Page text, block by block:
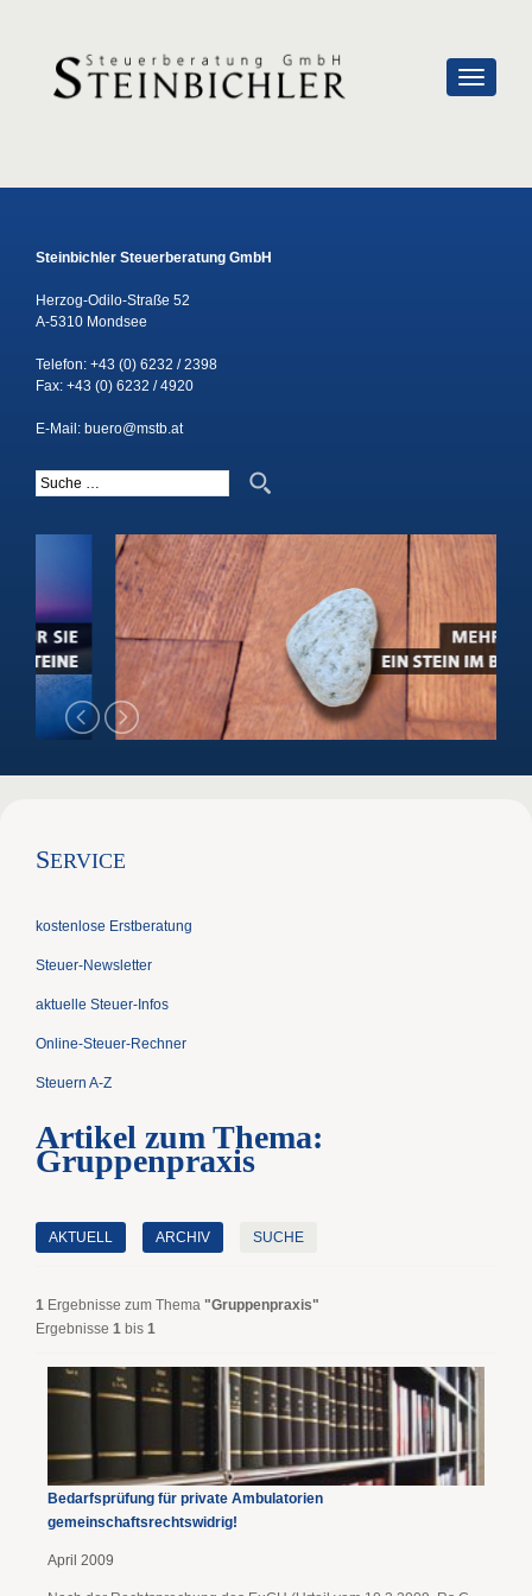
Steinbichler Steuerberatung GmbH
Herzog-Odilo-Straße 52
A-5310 Mondsee
Telefon: +43 (0) 6232 / 2398
Fax: +43 (0) 6232 / 4920
E-Mail: buero@mstb.at
Suche nach:
SERVICE
kostenlose Erstberatung
Steuer-Newsletter
aktuelle Steuer-Infos
Online-Steuer-Rechner
Steuern A-Z
Artikel zum Thema:
Gruppenpraxis
AKTUELL ARCHIV SUCHE
1 Ergebnisse zum Thema "Gruppenpraxis"
Ergebnisse 1 bis 1
Bedarfsprüfung für private Ambulatorien
gemeinschaftsrechtswidrig!
April 2009